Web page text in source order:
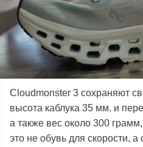
Cloudmonster3 сохраняют
высота каблука 35 мм. и
а также вес около 300
это не обувь для скорости, а